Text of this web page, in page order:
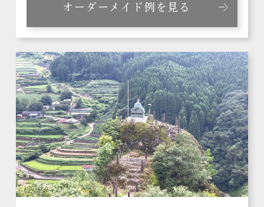
オーダーメイド例を見る